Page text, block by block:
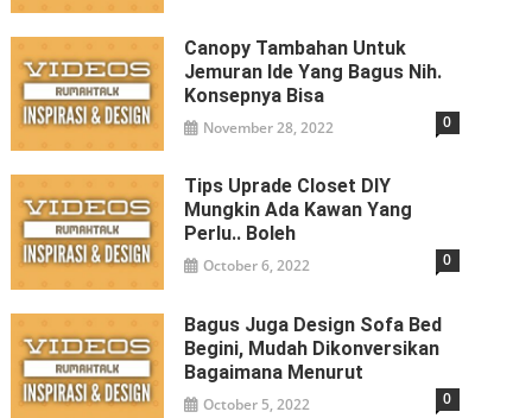
Canopy Tambahan Untuk
Jemuran Ide Yang Bagus Nih.
Konsepnya Bisa
November 28, 2022 0
Tips Uprade Closet DIY
Mungkin Ada Kawan Yang
Perlu.. Boleh
October 6, 2022 0
Bagus Juga Design Sofa Bed
Begini, Mudah Dikonversikan
Bagaimana Menurut
October 5, 2022 0